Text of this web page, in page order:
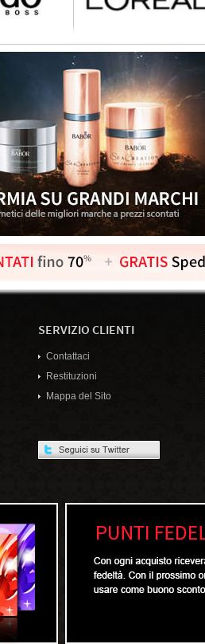
SERVIZIO CLIENTI
Contattaci
Restituzioni
Mappa del Sito